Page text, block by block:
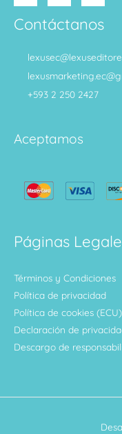
Contáctanos
+593 2 250 2427
Aceptamos
Páginas
Términos y Condiciones
Política de privacidad
Política de cookies (ECU)
Declaración de
Descargo de